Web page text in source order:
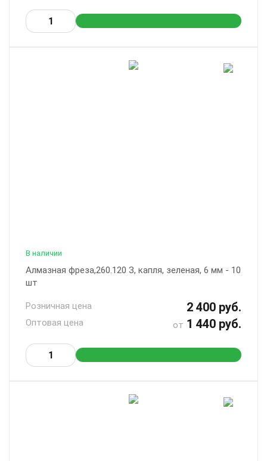
В наличии
Алмазная фреза,260.120 З, капля, зеленая, 6 мм - 10
шт
Розничная цена 2 400 руб.
Оптовая цена от 1 440 руб.